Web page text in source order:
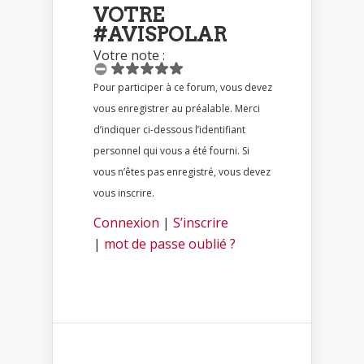
VOTRE
#AVISPOLAR
Votre note :
Pour participer à ce forum, vous devez
vous enregistrer au préalable. Merci
d’indiquer ci-dessous l’identifiant
personnel qui vous a été fourni. Si
vous n’êtes pas enregistré, vous devez
vous inscrire.
Connexion | S’inscrire
| mot de passe oublié ?